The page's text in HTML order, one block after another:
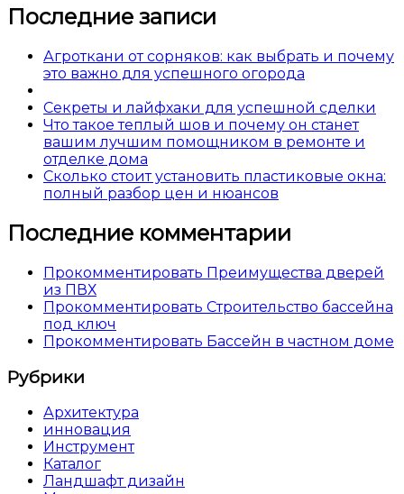
Последние записи
Агроткани от сорняков: как выбрать и почему
это важно для успешного огорода
Секреты и лайфхаки для успешной сделки
Что такое теплый шов и почему он станет
вашим лучшим помощником в ремонте и
отделке дома
Сколько стоит установить пластиковые окна:
полный разбор цен и нюансов
Последние комментарии
Прокомментировать Преимущества дверей
из ПВХ
Прокомментировать Строительство бассейна
под ключ
Прокомментировать Бассейн в частном доме
Рубрики
Архитектура
инновация
Инструмент
Каталог
Ландшафт дизайн